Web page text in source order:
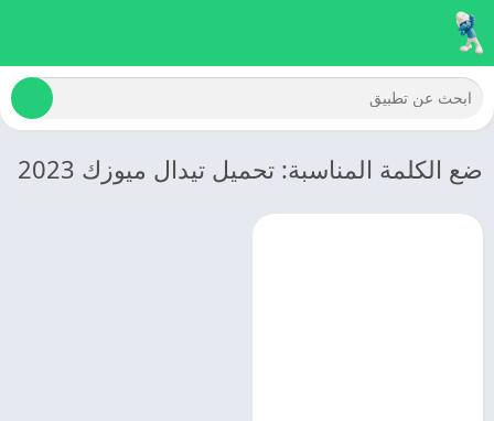
ضع الكلمة المناسبة: تحميل تيدال ميوزك 2023